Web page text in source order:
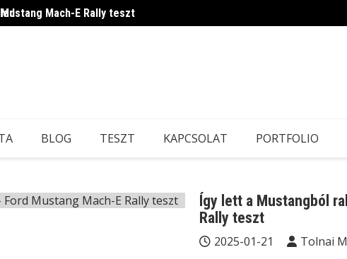
Mach-E Rally teszt
BLOG TESZT KAPCSOLAT PORTFOLIO
Így lett a Mustangból
Rally teszt
2025-01-21 Tolnai